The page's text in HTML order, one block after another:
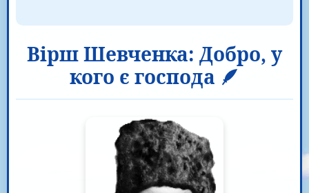
Вірш Шевченка: Добро, у
кого є господа 🪶